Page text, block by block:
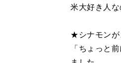
米大好き人
★シナモンが
「ちょっと